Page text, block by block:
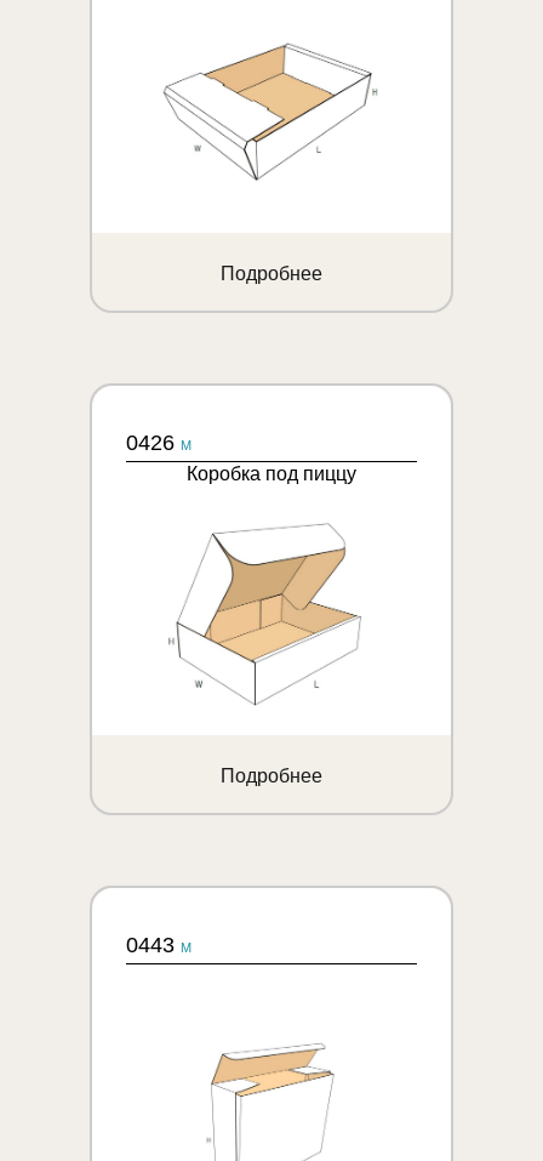
Подробнее
0426 M
Коробка под пиццу
Подробнее
0443 M